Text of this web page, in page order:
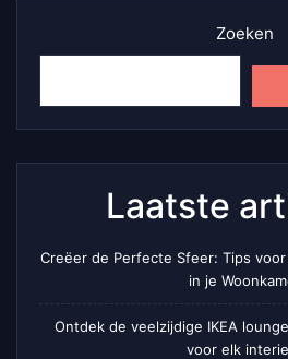
Zoeken
Laatste
Creëer de Perfecte Sfeer: Tips
in je
Ontdek de veelzijdige IKEA
voor elk